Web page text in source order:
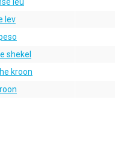
lev
shekel
kroon